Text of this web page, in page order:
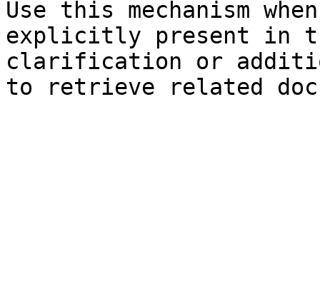
Use this mechanism
explicitly present in
clarification or